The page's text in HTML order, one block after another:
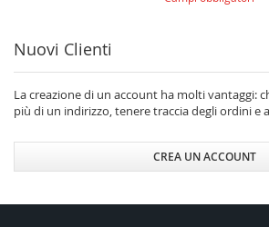
Nuovi Clienti
La creazione di un account ha molti vantaggi:
più di un indirizzo, tenere traccia degli ordini e
CREA UN ACCOUNT